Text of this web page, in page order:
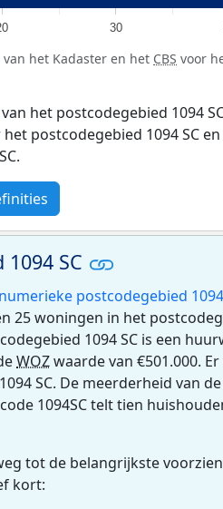
30
het Kadaster en het CBS voor
van het postcodegebied 1094
postcodegebied 1094 SC
SC
numerieke postcodegebied 1094
25 woningen in het
1094 SC is een
WOZwaarde van €501.000.
SC. De meerderheid van
1094SC telt tien
tot de belangrijkste
kort: